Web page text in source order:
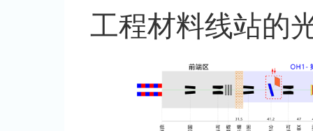
工程材料线站的